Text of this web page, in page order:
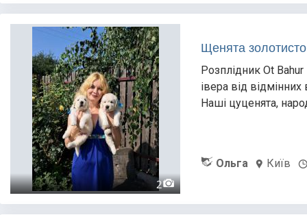
2
Щенята
Розплідник Ot
івера від
Наші цуценята,
Ольга Київ